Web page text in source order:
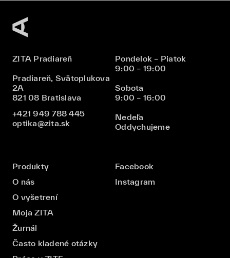
ZITA Pradiareň
Pradiareň, Svätoplukova
2A
821 08 Bratislava
+421 949 788 445
optika@zita.sk
Pondelok – Piatok
9:00 – 19:00
Sobota
9:00 – 16:00
Nedeľa
Oddychujeme
Produkty
O nás
O vyšetrení
Moja ZITA
Žurnál
Často kladené otázky
Facebook
Instagram